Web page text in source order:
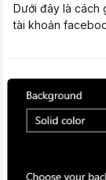
Dưới đây là cách
tài khoản